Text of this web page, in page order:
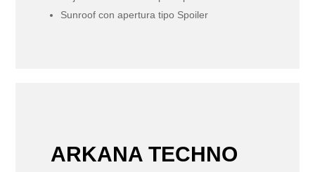
Sunroof con apertura tipo Spoiler
ARKANA TECHNO